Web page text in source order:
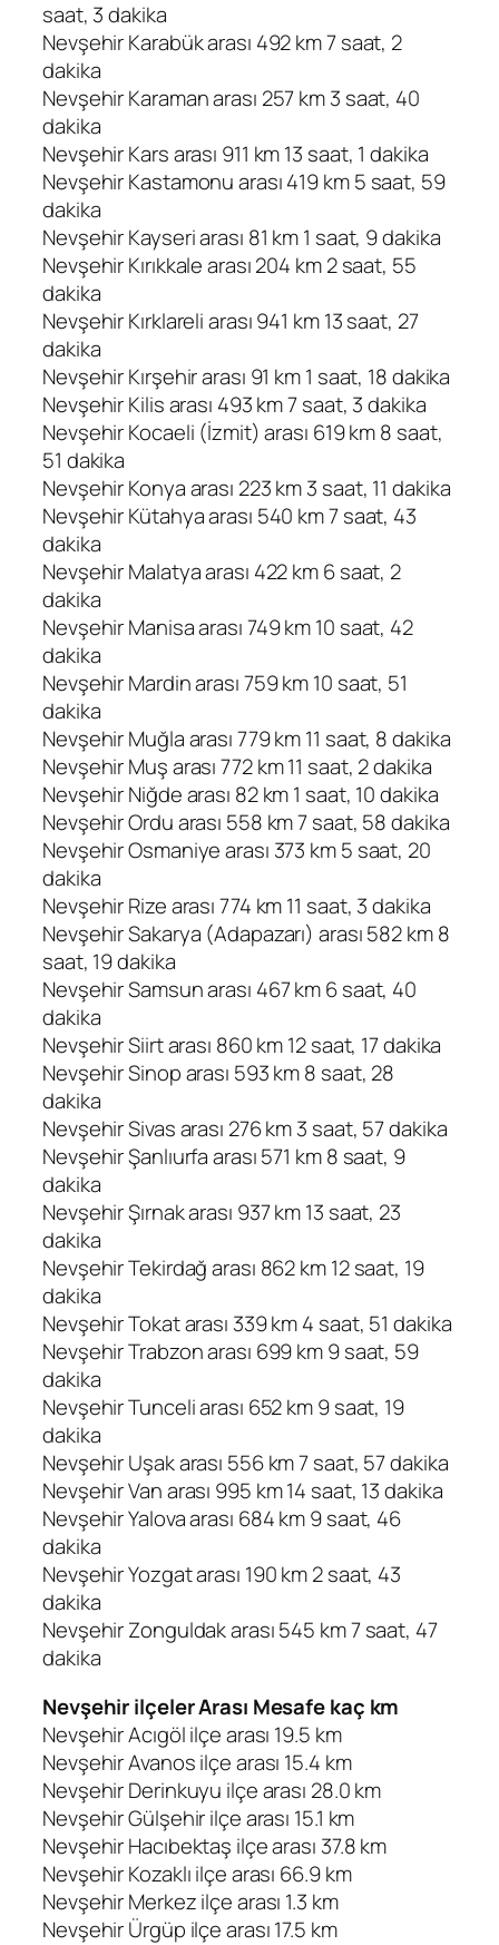
saat, 3 dakika
Nevşehir Karabük arası 492 km 7 saat, 2
dakika
Nevşehir Karaman arası 257 km 3 saat, 40
dakika
Nevşehir Kars arası 911 km 13 saat, 1 dakika
Nevşehir Kastamonu arası 419 km 5 saat, 59
dakika
Nevşehir Kayseri arası 81 km 1 saat, 9 dakika
Nevşehir Kırıkkale arası 204 km 2 saat, 55
dakika
Nevşehir Kırklareli arası 941 km 13 saat, 27
dakika
Nevşehir Kırşehir arası 91 km 1 saat, 18 dakika
Nevşehir Kilis arası 493 km 7 saat, 3 dakika
Nevşehir Kocaeli (İzmit) arası 619 km 8 saat,
51 dakika
Nevşehir Konya arası 223 km 3 saat, 11 dakika
Nevşehir Kütahya arası 540 km 7 saat, 43
dakika
Nevşehir Malatya arası 422 km 6 saat, 2
dakika
Nevşehir Manisa arası 749 km 10 saat, 42
dakika
Nevşehir Mardin arası 759 km 10 saat, 51
dakika
Nevşehir Muğla arası 779 km 11 saat, 8 dakika
Nevşehir Muş arası 772 km 11 saat, 2 dakika
Nevşehir Niğde arası 82 km 1 saat, 10 dakika
Nevşehir Ordu arası 558 km 7 saat, 58 dakika
Nevşehir Osmaniye arası 373 km 5 saat, 20
dakika
Nevşehir Rize arası 774 km 11 saat, 3 dakika
Nevşehir Sakarya (Adapazarı) arası 582 km 8
saat, 19 dakika
Nevşehir Samsun arası 467 km 6 saat, 40
dakika
Nevşehir Siirt arası 860 km 12 saat, 17 dakika
Nevşehir Sinop arası 593 km 8 saat, 28
dakika
Nevşehir Sivas arası 276 km 3 saat, 57 dakika
Nevşehir Şanlıurfa arası 571 km 8 saat, 9
dakika
Nevşehir Şırnak arası 937 km 13 saat, 23
dakika
Nevşehir Tekirdağ arası 862 km 12 saat, 19
dakika
Nevşehir Tokat arası 339 km 4 saat, 51 dakika
Nevşehir Trabzon arası 699 km 9 saat, 59
dakika
Nevşehir Tunceli arası 652 km 9 saat, 19
dakika
Nevşehir Uşak arası 556 km 7 saat, 57 dakika
Nevşehir Van arası 995 km 14 saat, 13 dakika
Nevşehir Yalova arası 684 km 9 saat, 46
dakika
Nevşehir Yozgat arası 190 km 2 saat, 43
dakika
Nevşehir Zonguldak arası 545 km 7 saat, 47
dakika
Nevşehir ilçeler Arası Mesafe kaç km
Nevşehir Acıgöl ilçe arası 19.5 km
Nevşehir Avanos ilçe arası 15.4 km
Nevşehir Derinkuyu ilçe arası 28.0 km
Nevşehir Gülşehir ilçe arası 15.1 km
Nevşehir Hacıbektaş ilçe arası 37.8 km
Nevşehir Kozaklı ilçe arası 66.9 km
Nevşehir Merkez ilçe arası 1.3 km
Nevşehir Ürgüp ilçe arası 17.5 km